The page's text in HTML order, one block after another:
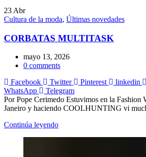
23 Abr
Cultura de la moda, Últimas novedades
CORBATAS MULTITASK
mayo 13, 2026
0 comments
Facebook
Twitter Pinterest linkedin
WhatsApp
Telegram
Por Pope Cerimedo Estuvimos en la Fashion
Janeiro y haciendo COOLHUNTING vi
Continúa leyendo